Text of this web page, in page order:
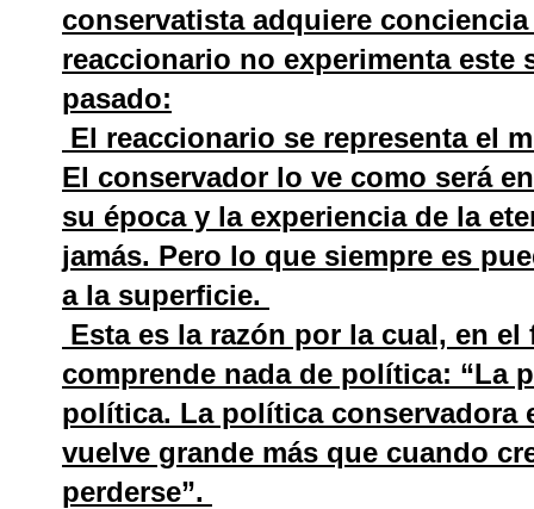
conservatista adquiere
reaccionario no experimenta este
pasado:
El reaccionario se representa el
El conservador lo ve como será
su época y la experiencia de la
jamás. Pero lo que siempre es
a la superficie.
Esta es la razón por la cual, en
comprende nada de política: “La
política. La política conservadora
vuelve grande más que cuando
perderse”.